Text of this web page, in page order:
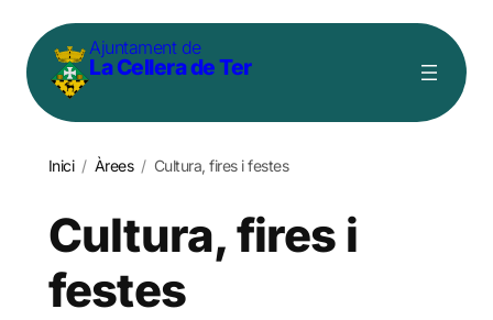
contingut
Ajuntament de
La Cellera de Ter
Inici / Àrees / Cultura, fires i festes
Cultura, fires i
festes